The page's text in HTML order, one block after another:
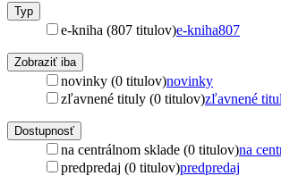
Typ
e-kniha (807 titulov)e-kniha807
Zobraziť iba
novinky (0 titulov)novinky
zľavnené tituly (0 titulov)zľavnené
Dostupnosť
na centrálnom sklade (0 titulov)na
predpredaj (0 titulov)predpredaj